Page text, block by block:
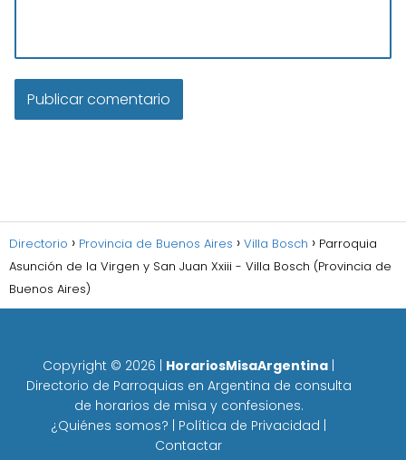
Directorio Provincia de Buenos Aires Villa Bosch
Parroquia
Asunción de la Virgen y San Juan Xxiii - Villa Bosch (Provincia de
Buenos Aires)
Copyright © 2026 HorariosMisaArgentina
Directorio de Parroquias en Argentina de consulta
de horarios de misa y confesiones.
¿Quiénes somos?
Política de Privacidad
Contactar